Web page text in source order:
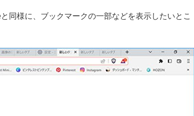
同様に、ブックマークの一部などを表示したいとこ